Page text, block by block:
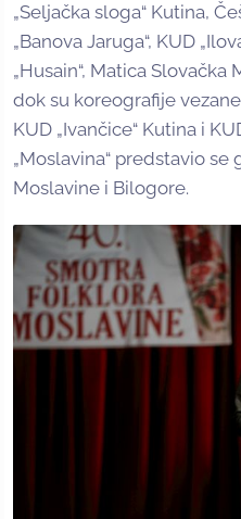
„Seljačka sloga“ Kutina,
„Banova Jaruga“, KUD
„Husain“, Matica Slovačka
dok su koreografije
KUD „Ivančice“ Kutina i
„Moslavina“ predstavio se
Moslavine i Bilogore.